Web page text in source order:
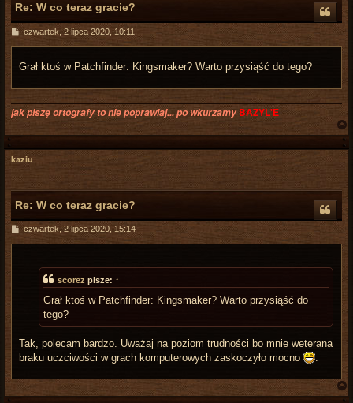
Re: W co teraz gracie?
P
t
czwartek, 2 lipca 2020, 10:11
Grał ktoś w Patchfinder: Kingsmaker? Warto przysiąść do tego?
jak piszę ortografy to nie poprawiaj... po wkurzamy BAZYL'E
kaziu
Re: W co teraz gracie?
Pczwartek, 2 lipca 2020, 15:14
scorez pisze: ↑
Grał ktoś w Patchfinder: Kingsmaker? Warto przysiąść do
tego?
Tak, polecam bardzo. Uważaj na poziom trudności bo mnie weterana
braku uczciwości w grach komputerowych zaskoczyło mocno